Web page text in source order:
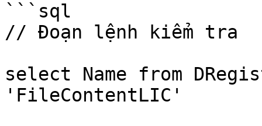
```sql
// Đoạn lệnh kiểm tra
select Name from
'FileContentLIC'